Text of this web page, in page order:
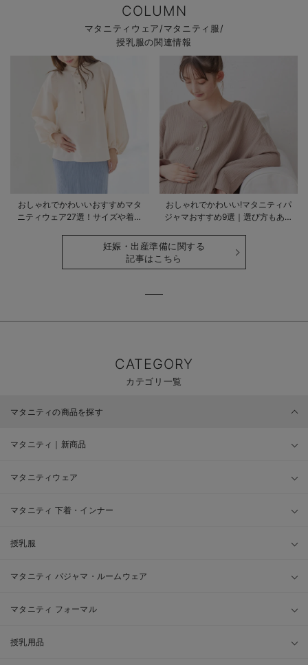
COLUMN
マタニティウェア/マタニティ服/
授乳服の関連情報
おしゃれでかわいいおすすめマタ
ニティウェア27選！サイズや着る
おしゃれでかわいい!マタニティパ
ジャマおすすめ9選｜選び方もあわ
妊娠・出産準備に関する
記事はこちら
CATEGORY
カテゴリ一覧
マタニティの商品を探す
マタニティ｜新商品
マタニティウェア
マタニティ 下着・インナー
授乳服
マタニティ パジャマ・ルームウェア
マタニティ フォーマル
授乳用品